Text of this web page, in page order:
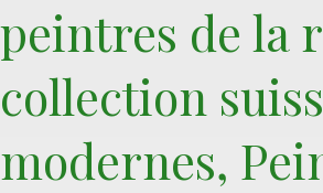
peintres de la
collection
modernes,